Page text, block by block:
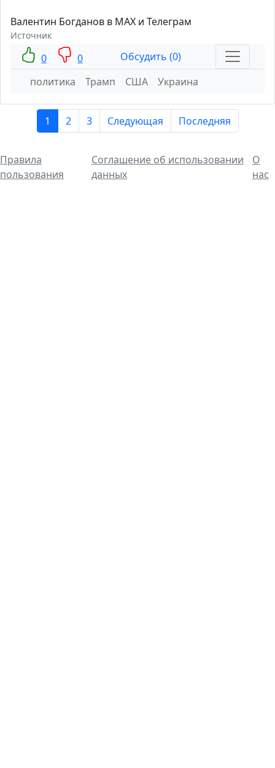
Валентин Богданов в МАХ и Телеграм
Источник
0 0
Обсудить (0)
политика
Трамп США Украина
1 2 3 Следующая Последняя
Правила
пользования
Соглашение об использовании
данных
О
нас